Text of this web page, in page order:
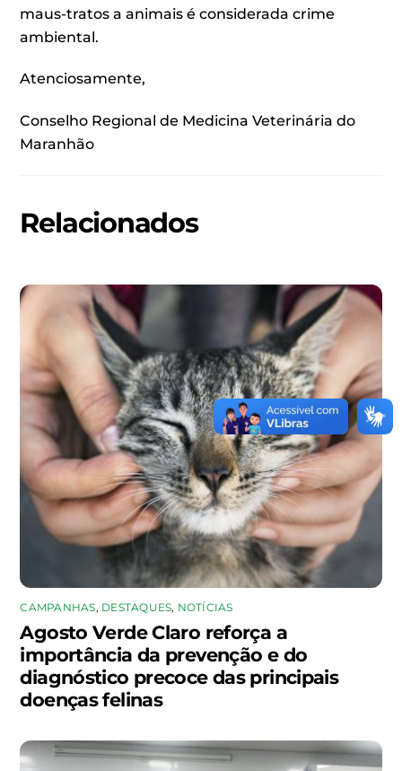
maus-tratos a animais é considerada crime
ambiental.
Atenciosamente,
Conselho Regional de Medicina Veterinária do
Maranhão
Relacionados
CAMPANHAS, DESTAQUES, NOTÍCIAS
Agosto Verde Claro reforça a
importância da prevenção e do
diagnóstico precoce das principais
doenças felinas